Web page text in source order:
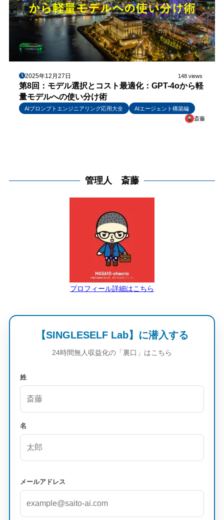
2025年12月27日 148 views
第8回：モデル選択とコスト最適化：GPT-4oから軽
量モデルへの使い分け術
AIプロンプトエンジニアリング応用大全
AIエージェント構築編
斎藤
管理人 斎藤
プロフィール詳細はこちら
【SINGLESELF Lab】に潜入する
24時間無人収益化の「裏口」はこちら
姓
名
メールアドレス